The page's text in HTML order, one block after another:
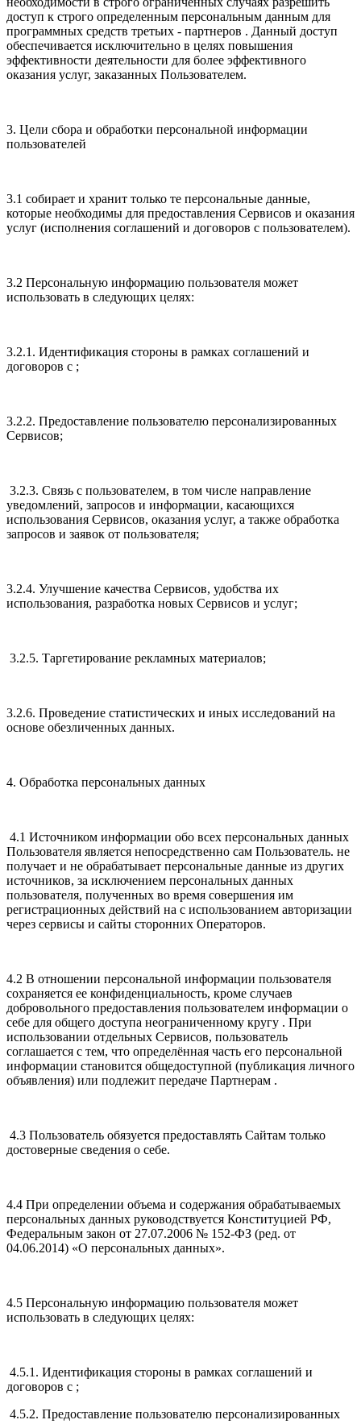
доступ к строго определенным персональным данным для
программных средств третьих - партнеров . Данный доступ
обеспечивается исключительно в целях повышения
эффективности деятельности для более эффективного
оказания услуг, заказанных Пользователем.
3. Цели сбора и обработки персональной информации
пользователей
3.1 собирает и хранит только те персональные данные,
которые необходимы для предоставления Сервисов и оказания
услуг (исполнения соглашений и договоров с пользователем).
3.2 Персональную информацию пользователя может
использовать в следующих целях:
3.2.1. Идентификация стороны в рамках соглашений и
договоров с ;
3.2.2. Предоставление пользователю персонализированных
Сервисов;
3.2.3. Связь с пользователем, в том числе направление
уведомлений, запросов и информации, касающихся
использования Сервисов, оказания услуг, а также обработка
запросов и заявок от пользователя;
3.2.4. Улучшение качества Сервисов, удобства их
использования, разработка новых Сервисов и услуг;
3.2.5. Таргетирование рекламных материалов;
3.2.6. Проведение статистических и иных исследований на
основе обезличенных данных.
4. Обработка персональных данных
4.1 Источником информации обо всех персональных данных
Пользователя является непосредственно сам Пользователь. не
получает и не обрабатывает персональные данные из других
источников, за исключением персональных данных
пользователя, полученных во время совершения им
регистрационных действий на с использованием авторизации
через сервисы и сайты сторонних Операторов.
4.2 В отношении персональной информации пользователя
сохраняется ее конфиденциальность, кроме случаев
добровольного предоставления пользователем информации о
себе для общего доступа неограниченному кругу . При
использовании отдельных Сервисов, пользователь
соглашается с тем, что определённая часть его персональной
информации становится общедоступной (публикация личного
объявления) или подлежит передаче Партнерам .
4.3 Пользователь обязуется предоставлять Сайтам только
достоверные сведения о себе.
4.4 При определении объема и содержания обрабатываемых
персональных данных руководствуется Конституцией РФ,
Федеральным закон от 27.07.2006 № 152-ФЗ (ред. от
04.06.2014) «О персональных данных».
4.5 Персональную информацию пользователя может
использовать в следующих целях:
4.5.1. Идентификация стороны в рамках соглашений и
договоров с ;
4.5.2. Предоставление пользователю персонализированных